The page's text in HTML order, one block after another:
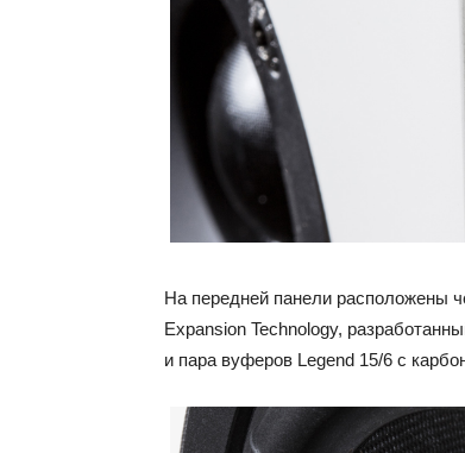
На передней панели расположены
Expansion Technology,
и пара вуферов Legend 15/6 с